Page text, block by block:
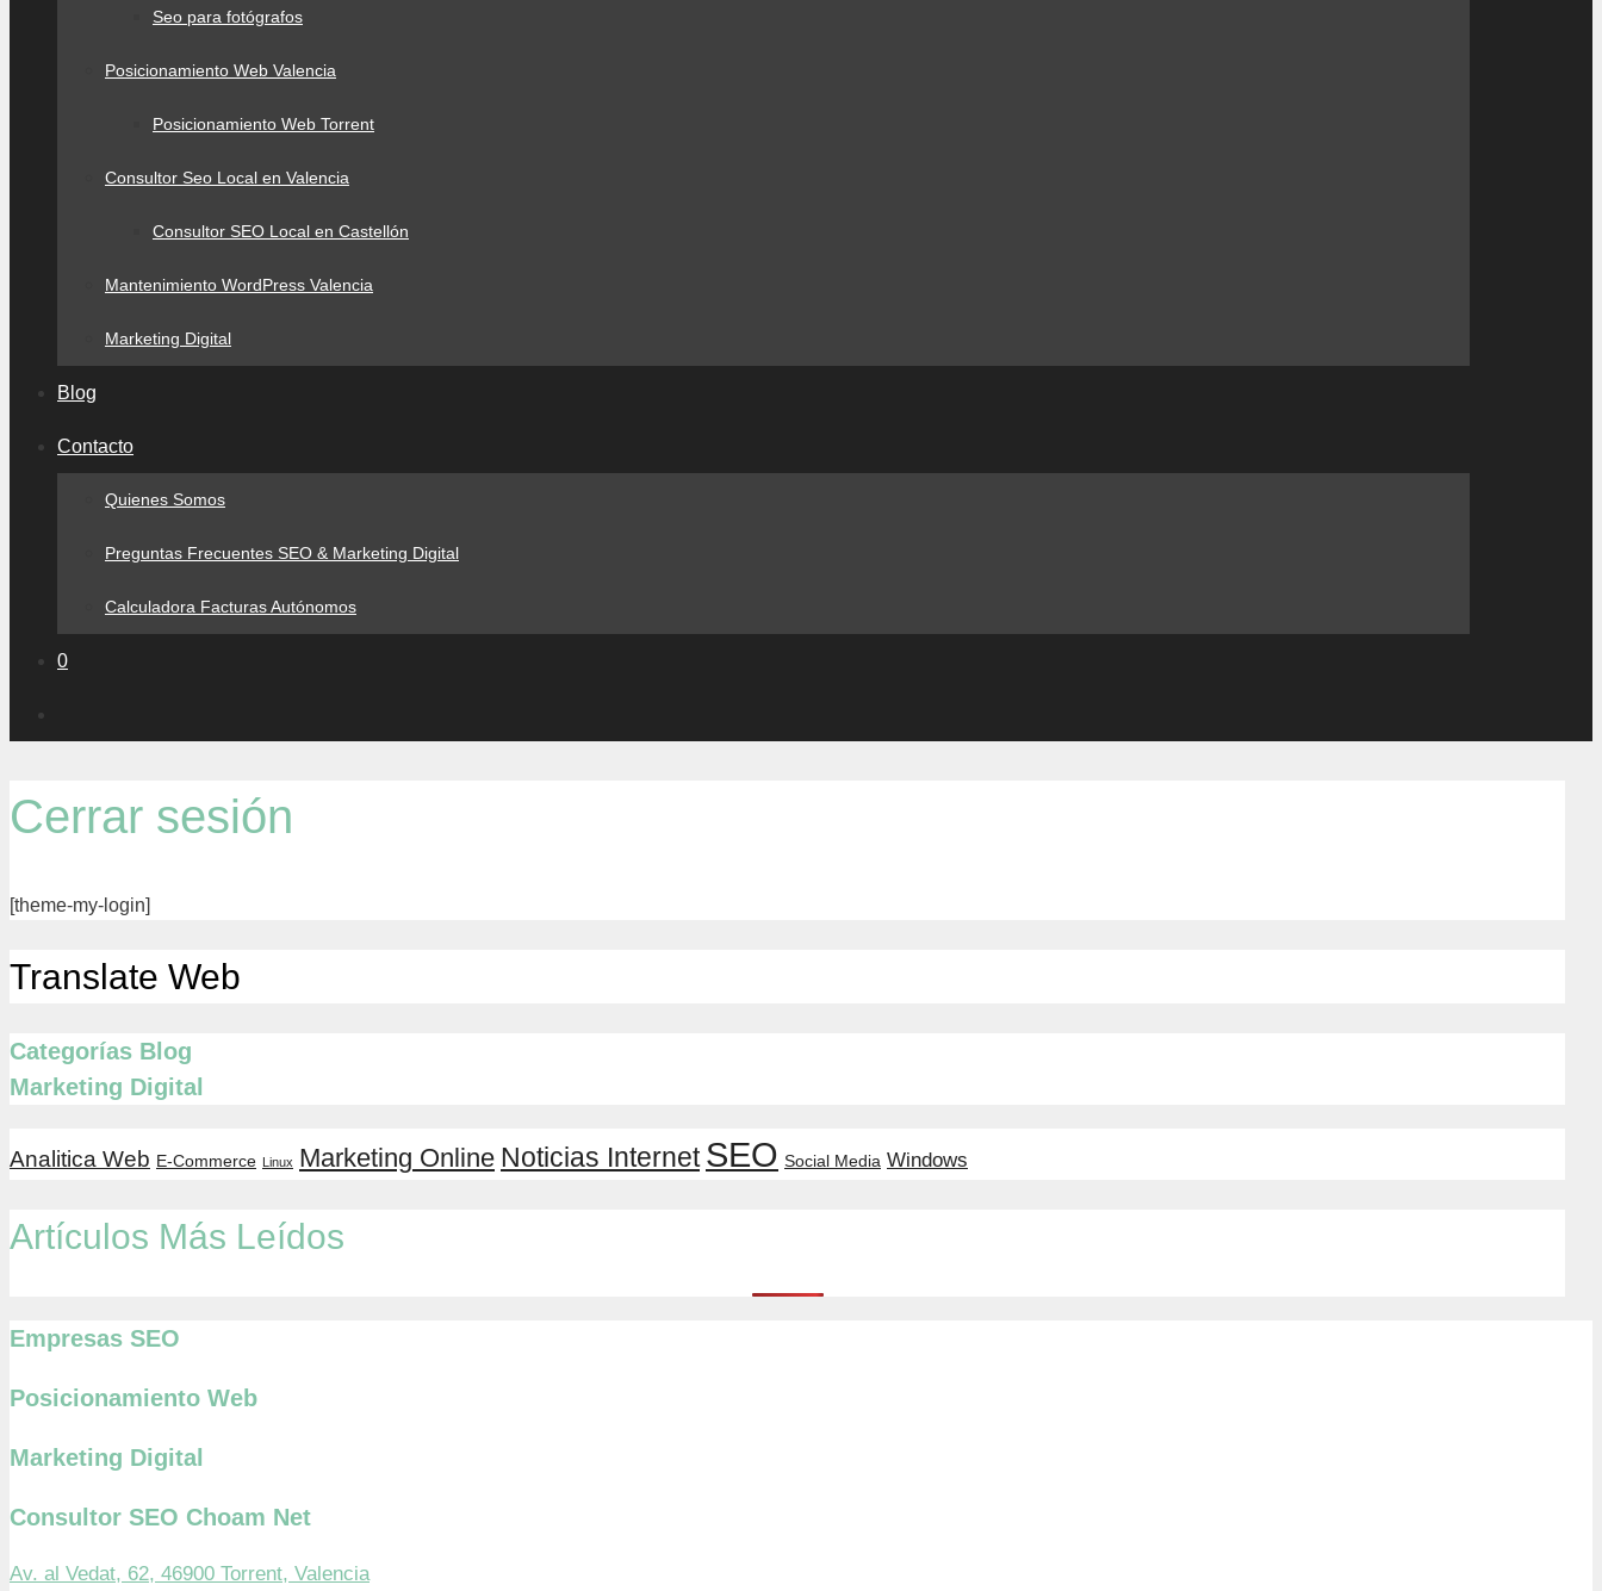
Seo para fotógrafos
Posicionamiento Web Valencia
Posicionamiento Web Torrent
Consultor Seo Local en Valencia
Consultor SEO Local en Castellón
Mantenimiento WordPress Valencia
Marketing Digital
Blog
Contacto
Quienes Somos
Preguntas Frecuentes SEO & Marketing Digital
Calculadora Facturas Autónomos
0
Cerrar sesión
[theme-my-login]
Translate Web
Categorías Blog
Marketing Digital
Analitica Web E-Commerce Linux Marketing Online Noticias Internet SEO Social Media Windows
Artículos Más Leídos
Empresas SEO
Posicionamiento Web
Marketing Digital
Consultor SEO Choam Net
Av. al Vedat, 62, 46900 Torrent, Valencia